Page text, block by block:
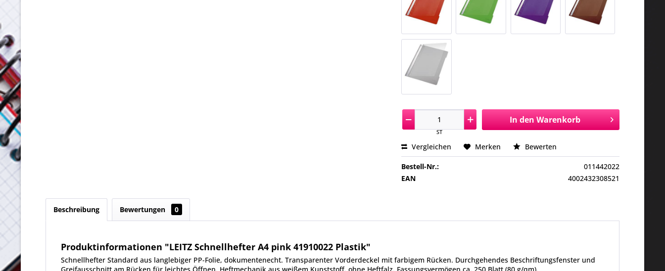
ST
In den Warenkorb
Vergleichen Merken Bewerten
Bestell-Nr.:
011442022
EAN
4002432308521
Beschreibung Bewertungen 0
Produktinformationen "LEITZ Schnellhefter A4 pink 41910022 Plastik"
Schnellhefter Standard aus langlebiger PP-Folie, dokumentenecht. Transparenter Vorderdeckel mit farbigem Rücken. Durchgehendes Beschriftungsfenster und